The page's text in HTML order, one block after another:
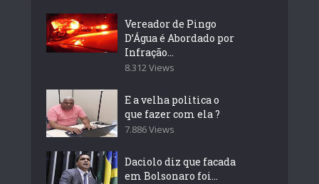
Vereador de Pingo
D’Água é Abordado por
Infração...
8.312 Views
E a velha politica o
que fazer com ela ?
7.886 Views
Daciolo diz que facada
em Bolsonaro foi...